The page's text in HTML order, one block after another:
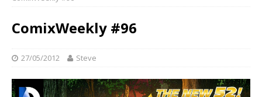
ComixWeekly #96
27/05/2012 Steve